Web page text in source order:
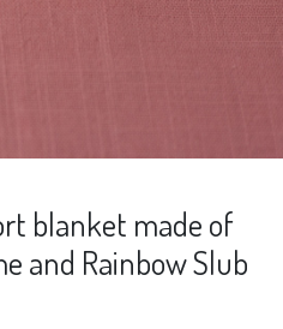
blanket made of
and Rainbow Slub